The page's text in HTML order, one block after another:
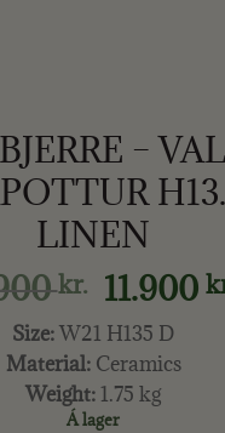
–
LINEN
kr. Original
price
was:
18.900 kr..
11.900
Size:W21 H135 D
Material:Ceramics
Weight:1.75 kg
Á lager